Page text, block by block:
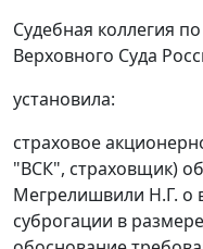
Судебная коллегия
Верховного Суда
установила:
страховое
"ВСК", страховщик)
Мегрелишвили Н.Г. о
суброгации в